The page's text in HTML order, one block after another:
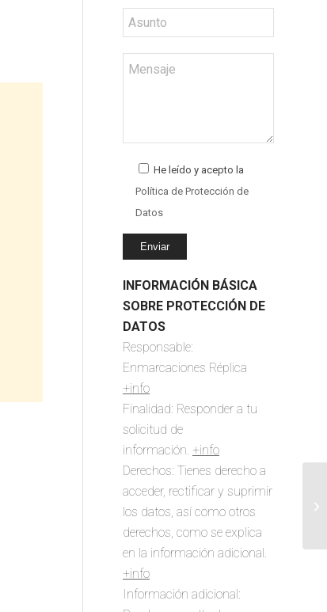
He leído y acepto la
Política de Protección de
Datos
INFORMACIÓN BÁSICA
SOBRE PROTECCIÓN DE
DATOS
Responsable:
Enmarcaciones Réplica
+info
Finalidad: Responder a tu
solicitud de
información. +info
Derechos: Tienes derecho a
acceder, rectificar y suprimir
los datos, así como otros
derechos, como se explica
en la información adicional.
+info
Información adicional: